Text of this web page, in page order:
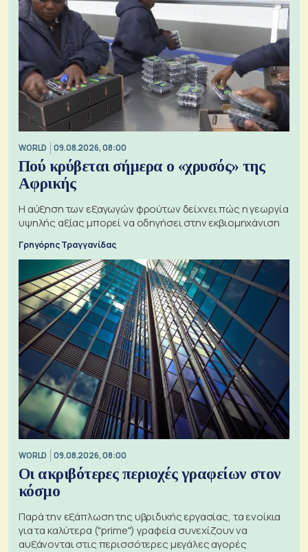
WORLD 09.08.2026, 08:00
Πού κρύβεται σήμερα ο «χρυσός» της
Αφρικής
Η αύξηση των εξαγωγών φρούτων δείχνει πώς η γεωργία
υψηλής αξίας μπορεί να οδηγήσει στην εκβιομηχάνιση
Γρηγόρης Τραγγανίδας
WORLD 09.08.2026, 08:00
Οι ακριβότερες περιοχές γραφείων στον
κόσμο
Παρά την εξάπλωση της υβριδικής εργασίας, τα ενοίκια
για τα καλύτερα ("prime") γραφεία συνεχίζουν να
αυξάνονται στις περισσότερες μεγάλες αγορές